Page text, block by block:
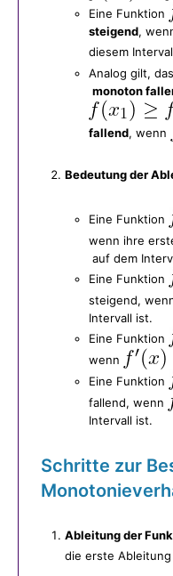
Eine Funktion
steigend,
diesem
Analog gilt,
monoton
fallend, wenn
Bedeutung der
Eine Funktion
wenn ihre
auf dem
Eine Funktion
steigend,
Intervall ist.
Eine Funktion
wenn
Eine Funktion
fallend, wenn
Intervall ist.
Schritte zur
Ableitung der
die erste Ableitung